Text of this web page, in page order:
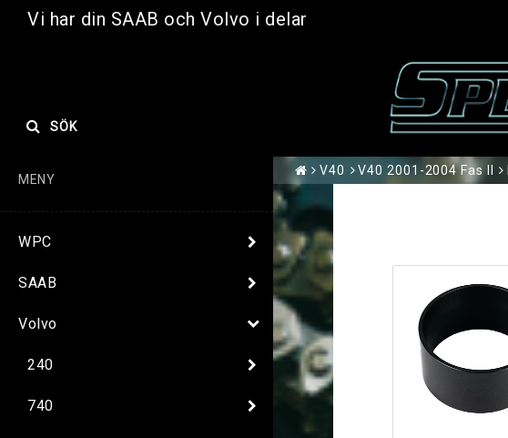
Vi har din SAAB och Volvo i delar
SÖK
MENY
WPC
SAAB
Volvo
240
740
V40 V40 2001-2004 Fas II